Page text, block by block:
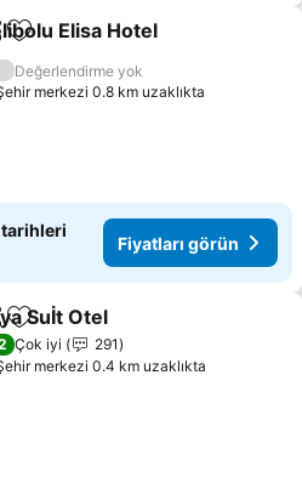
Favorilerime ekle
Elisa Hotel
Değerlendirme yok
merkezi 0.8 km uzaklıkta
tarihleri
Fiyatları görün
Favorilerime ekle
Suİt Otel
Çok iyi
291
merkezi 0.4 km uzaklıkta